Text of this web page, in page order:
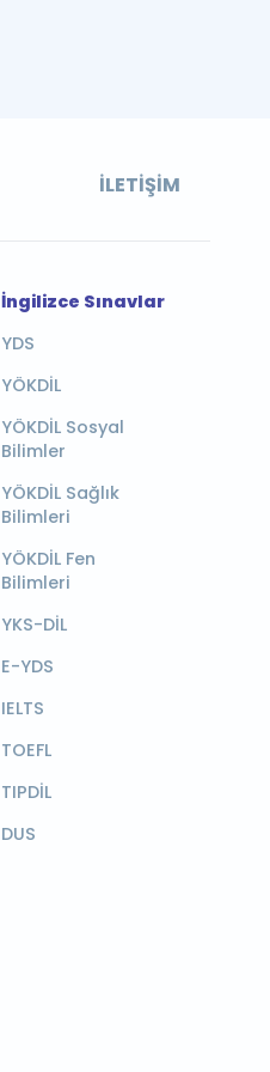
İLETIŞIM
İngilizce Sınavlar
YDS
YÖKDİL
YÖKDİL Sosyal
Bilimler
YÖKDİL Sağlık
Bilimleri
YÖKDİL Fen
Bilimleri
YKS-DİL
E-YDS
IELTS
TOEFL
TIPDİL
DUS